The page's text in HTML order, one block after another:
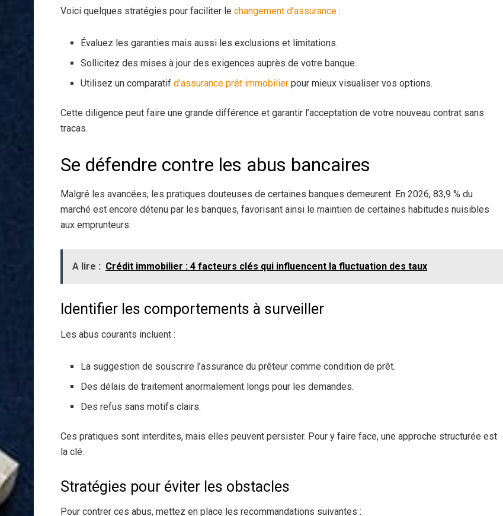
Voici quelques stratégies pour faciliter le changement d’assurance :
Évaluez les garanties mais aussi les exclusions et limitations.
Sollicitez des mises à jour des exigences auprès de votre banque.
Utilisez un comparatifd’assurance prêt immobilier pour mieux visualiser vos options.
Cette diligence peut faire une grande différence et garantir l’acceptation de votre nouveau contrat sans
tracas.
Se défendre contre les abus bancaires
Malgré les avancées, les pratiques douteuses de certaines banques demeurent. En 2026, 83,9 % du
marché est encore détenu par les banques, favorisant ainsi le maintien de certaines habitudes nuisibles
aux emprunteurs.
A lire : Crédit immobilier : 4 facteurs clés qui influencent la fluctuation des taux
Identifier les comportements à surveiller
Les abus courants incluent :
La suggestion de souscrire l’assurance du prêteur comme condition de prêt.
Des délais de traitement anormalement longs pour les demandes.
Des refus sans motifs clairs.
Ces pratiques sont interdites, mais elles peuvent persister. Pour y faire face, une approche structurée est
la clé.
Stratégies pour éviter les obstacles
Pour contrer ces abus, mettez en place les recommandations suivantes :